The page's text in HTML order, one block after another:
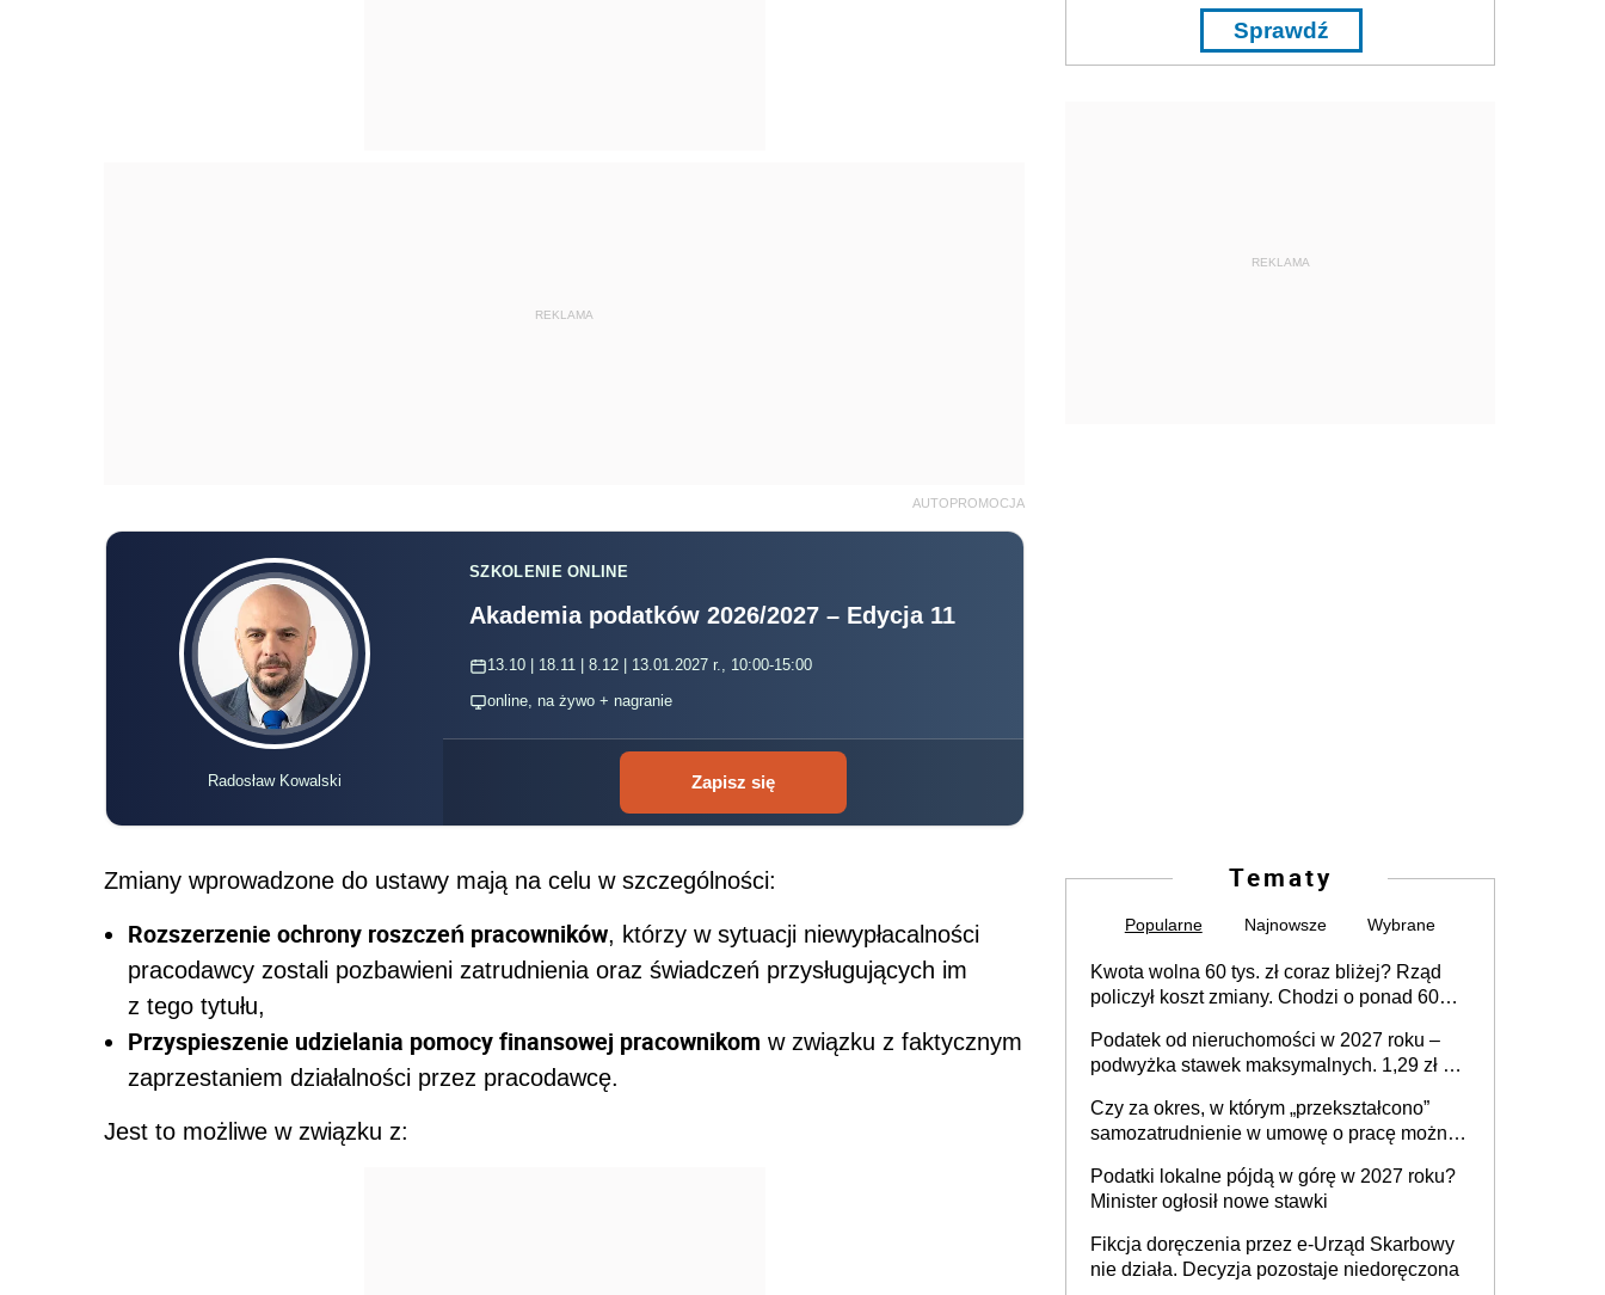
REKLAMA
AUTOPROMOCJA
Radosław Kowalski
SZKOLENIE ONLINE
Akademia podatków 2026/2027 – Edycja 11
13.10 | 18.11 | 8.12 | 13.01.2027 r., 10:00-15:00
online, na żywo + nagranie
Zapisz się
Zmiany wprowadzone do ustawy mają na celu w szczególności:
Rozszerzenie ochrony roszczeń pracowników, którzy w sytuacji niewypłacalności
pracodawcy zostali pozbawieni zatrudnienia oraz świadczeń przysługujących im
z tego tytułu,
Przyspieszenie udzielania pomocy finansowej pracownikom w związku z faktycznym
zaprzestaniem działalności przez pracodawcę.
Jest to możliwe w związku z:
Sprawdź
REKLAMA
Tematy
Popularne Najnowsze Wybrane
Kwota wolna 60 tys. zł coraz bliżej? Rząd
policzył koszt zmiany. Chodzi o ponad 60
Podatek od nieruchomości w 2027 roku –
podwyżka stawek maksymalnych. 1,29 zł za
budynków i lokali związanych z
prowadzeniem działalności gospodarczej
Czy za okres, w którym „przekształcono”
samozatrudnienie w umowę o pracę można
umowy cywilnoprawnej jedynym
racjonalnym wyjściem
Podatki lokalne pójdą w górę w 2027 roku?
Minister ogłosił nowe stawki
Fikcja doręczenia przez e-Urząd Skarbowy
nie działa. Decyzja pozostaje niedoręczona